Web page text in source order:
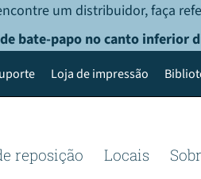
um distribuidor, faça
bate-papo no canto inferior
Loja de impressão
reposição Locais